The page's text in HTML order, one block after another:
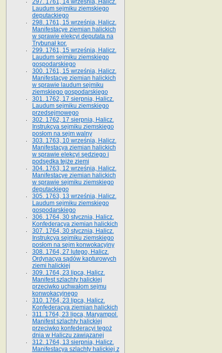
297. 1761, 14 września, Halicz.
Laudum sejmiku ziemskiego
deputackiego
298. 1761, 15 września, Halicz.
Manifestacye ziemian halickich
w sprawie elekcyi deputata na
Trybunał kor.
299. 1761, 15 września, Halicz.
Laudum sejmiku ziemskiego
gospodarskiego
300. 1761, 15 września, Halicz.
Manifestacye ziemian halickich
w sprawie laudum sejmiku
ziemskiego gospodarskiego
301. 1762, 17 sierpnia, Halicz.
Laudum sejmiku ziemskiego
przedsejmowego
302. 1762, 17 sierpnia, Halicz.
Instrukcya sejmiku ziemskiego
posłom na sejm walny
303. 1763, 10 września, Halicz.
Manifestacya ziemian halickich
w sprawie elekcyi sędziego i
podsędka tejże ziemi
304. 1763, 12 września, Halicz.
Manifestacye ziemian halickich
w sprawie sejmiku ziemskiego
deputackiego
305. 1763, 13 września, Halicz.
Laudum sejmiku ziemskiego
gospodarskiego
306. 1764, 30 stycznia, Halicz.
Konfederacya ziemian halickich
307. 1764, 30 stycznia, Halicz.
Instrukcya sejmiku ziemskiego
posłom na sejm konwokacyjny
308. 1764, 27 lutego, Halicz.
Ordynacya sądów kapturowych
ziemi halickiej
309. 1764, 23 lipca, Halicz.
Manifest szlachty halickiej
przeciwko uchwałom sejmu
konwokacyjnego
310. 1764, 23 lipca, Halicz.
Konfederacya ziemian halickich
311. 1764, 23 lipca, Maryampol.
Manifest szlachty halickiej
przeciwko konfederacyi tegoż
dnia w Haliczu zawiązanej
312. 1764, 13 sierpnia, Halicz.
Manifestacya szlachty halickiej z